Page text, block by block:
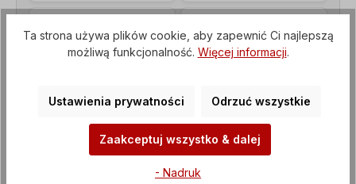
Silnik z hamulcem, moc=5,5 kW, prędkość=1500
Ta strona używa plików cookie, aby zapewnić Ci najlepszą
możliwą funkcjonalność. Więcej informacji.
Ustawienia prywatności Odrzuć wszystkie
Zaakceptuj wszystko & dalej
- Nadruk